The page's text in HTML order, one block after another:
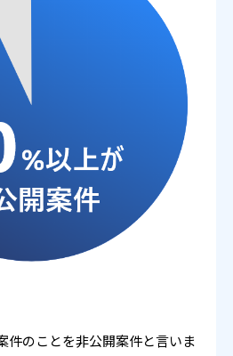
件のことを非公開案件と言いま